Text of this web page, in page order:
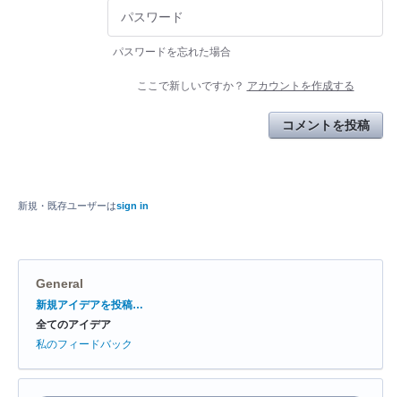
パスワードを忘れた場合
ここで新しいですか？ アカウントを作成する
コメントを投稿
新規・既存ユーザーはsign in
General
カ
テ
ゴ
新規アイデアを投稿…
全てのアイデア
私のフィードバック